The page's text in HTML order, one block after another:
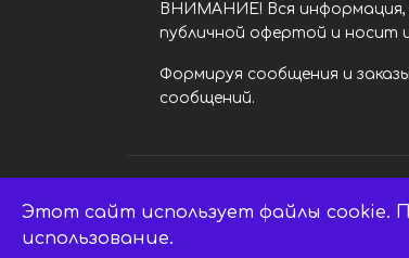
ВНИМАНИЕ! Вся информация,
публичной офертой и носит
Формируя сообщения и
сообщений.
LED центр. © 2014 - 2026
Этот сайт использует файлы cookie.
использование.